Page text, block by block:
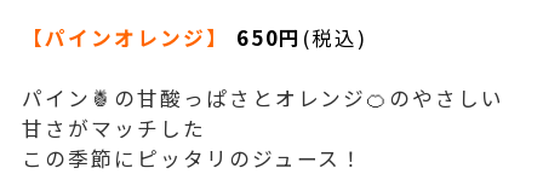
【パインオレンジ】 650円 (税込)
パイン🍍の甘酸っぱさとオレンジ🍊のやさしい
甘さがマッチした
この季節にピッタリのジュース！